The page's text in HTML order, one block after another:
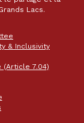
Lacs.
& Inclusivity
(Article 7.04)